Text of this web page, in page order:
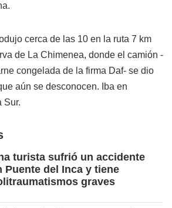
cerca de las 10 en la ruta 7 km
de La Chimenea, donde el camión -
congelada de la firma Daf- se dio
aún se desconocen. Iba en
Sur.
turista sufrió un accidente
Puente del Inca y tiene
graves